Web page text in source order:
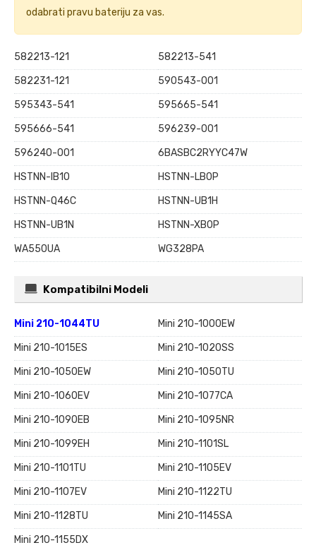
odabrati pravu bateriju za vas.
582213-121
582213-541
582231-121
590543-001
595343-541
595665-541
595666-541
596239-001
596240-001
6BASBC2RYYC47W
HSTNN-IB1O
HSTNN-LB0P
HSTNN-Q46C
HSTNN-UB1H
HSTNN-UB1N
HSTNN-XB0P
WA550UA
WG328PA
Kompatibilni Modeli
Mini 210-1044TU
Mini 210-1000EW
Mini 210-1015ES
Mini 210-1020SS
Mini 210-1050EW
Mini 210-1050TU
Mini 210-1060EV
Mini 210-1077CA
Mini 210-1090EB
Mini 210-1095NR
Mini 210-1099EH
Mini 210-1101SL
Mini 210-1101TU
Mini 210-1105EV
Mini 210-1107EV
Mini 210-1122TU
Mini 210-1128TU
Mini 210-1145SA
Mini 210-1155DX